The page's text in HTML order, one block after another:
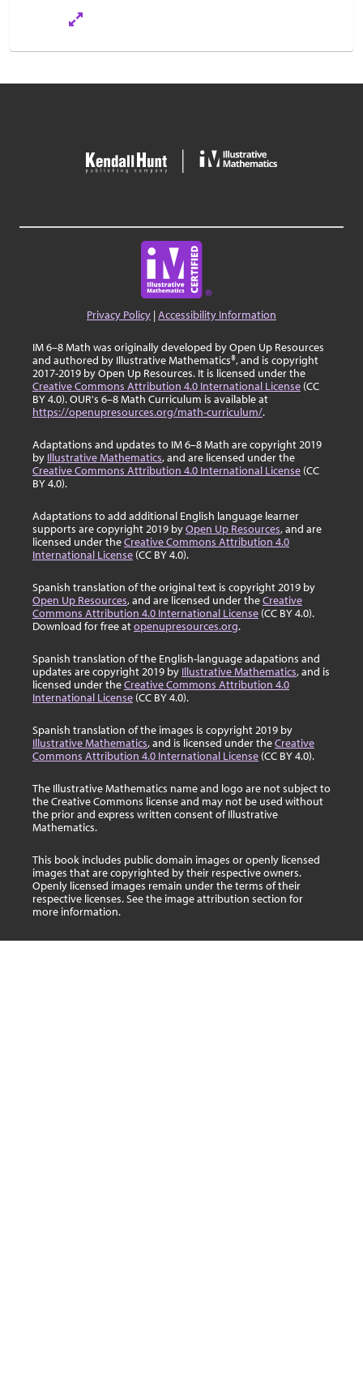
Privacy Policy |Accessibility Information
IM 6–8 Math was originally developed by Open Up Resources
and authored by Illustrative Mathematics®, and is copyright
2017-2019 by Open Up Resources. It is licensed under the
Creative Commons Attribution 4.0 International License (CC
BY 4.0). OUR's 6–8 Math Curriculum is available at
https://openupresources.org/math-curriculum/.
Adaptations and updates to IM 6–8 Math are copyright 2019
by Illustrative Mathematics, and are licensed under the
Creative Commons Attribution 4.0 International License (CC
BY 4.0).
Adaptations to add additional English language learner
supports are copyright 2019 byOpen Up Resources, and are
licensed under theCreative Commons Attribution 4.0
International License (CC BY 4.0).
Spanish translation of the original text is copyright 2019 by
Open Up Resources, and are licensed under theCreative
Commons Attribution 4.0 International License (CC BY 4.0).
Download for free atopenupresources.org.
Spanish translation of the English-language adapations and
updates are copyright 2019 by Illustrative Mathematics, and is
licensed under theCreative Commons Attribution 4.0
International License (CC BY 4.0).
Spanish translation of the images is copyright 2019 by
Illustrative Mathematics, and is licensed under theCreative
Commons Attribution 4.0 International License (CC BY 4.0).
The Illustrative Mathematics name and logo are not subject to
the Creative Commons license and may not be used without
the prior and express written consent of Illustrative
Mathematics.
This book includes public domain images or openly licensed
images that are copyrighted by their respective owners.
Openly licensed images remain under the terms of their
respective licenses. See the image attribution section for
more information.